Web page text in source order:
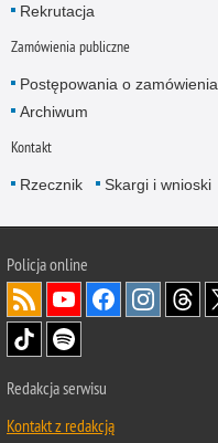
Rekrutacja
Zamówienia publiczne
Postępowania o zamówienia
Archiwum
Kontakt
Rzecznik Skargi i wnioski
Policjaonline
Redakcja serwisu
Kontakt z redakcją